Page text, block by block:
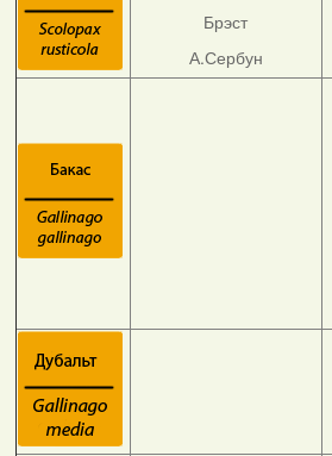
Брэст
А.Сербун